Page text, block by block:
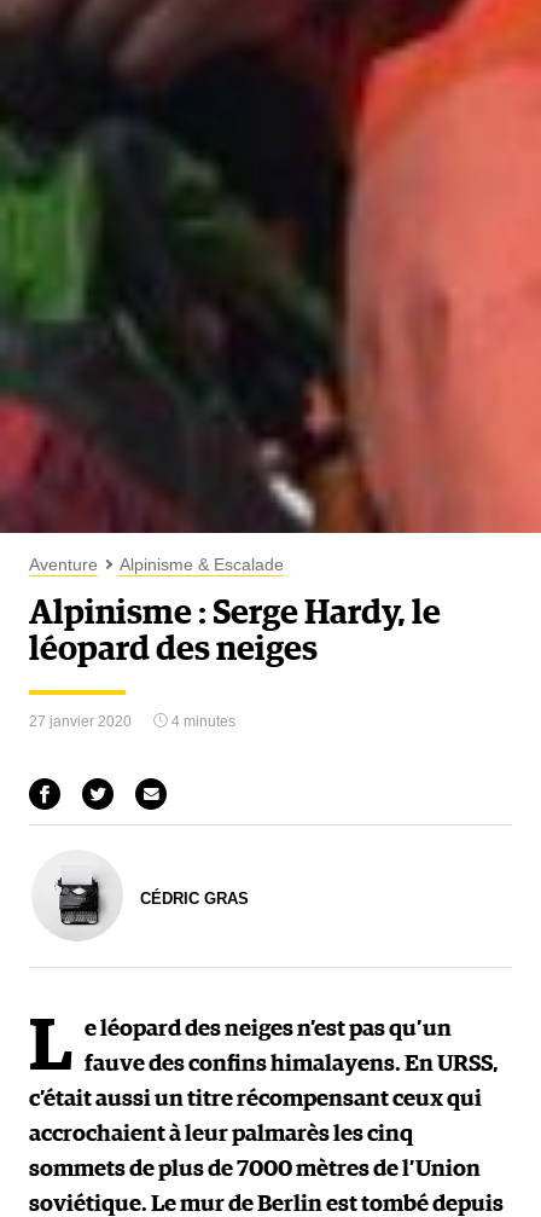
Aventure Alpinisme & Escalade
Alpinisme : Serge Hardy, le
léopard des neiges
27 janvier 2020 4 minutes
CÉDRIC GRAS
L e léopard des neiges n’est pas qu’un
fauve des confins himalayens. En URSS,
c’était aussi un titre récompensant ceux qui
accrochaient à leur palmarès les cinq
sommets de plus de 7000 mètres de l’Union
soviétique. Le mur de Berlin est tombé depuis